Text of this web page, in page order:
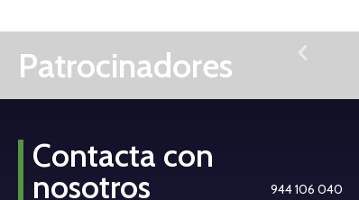
Patrocinadores
Contacta con
nosotros
944 106 040